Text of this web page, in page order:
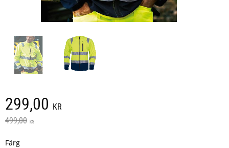
Nedsatt pris:
299,00 KR
Ordinarie pris:
499,00 KR
Färg